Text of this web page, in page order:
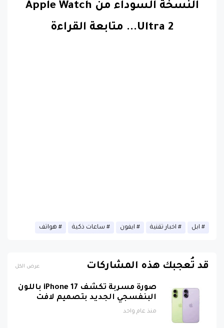
النسخة السوداء من Apple Watch
Ultra 2.
.. متابعة القراءة
ابل اخبار تقنية ايفون ساعات ذكية هواتف
قد تُعجبك هذه المشاركات عرض الكل
صورة مسربة تكشف iPhone 17 باللون
البنفسجي الجديد بتصميم لافت
منذ عام واحد